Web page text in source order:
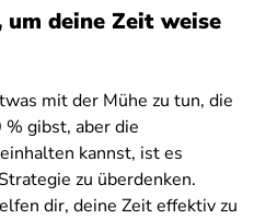
deine Zeit weise
mit der Mühe zu tun, die
gibst, aber die
kannst, ist es
zu überdenken.
dir, deine Zeit effektiv zu